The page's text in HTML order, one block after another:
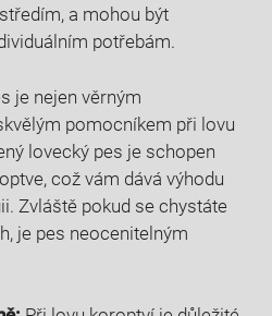
a ‍mohou ​být
potřebám.
je nejen věrným
pomocníkem při lovu
lovecký‍ pes je ‌schopen⁣
což vám dává výhodu
Zvláště pokud se chystáte‌
je pes neocenitelným